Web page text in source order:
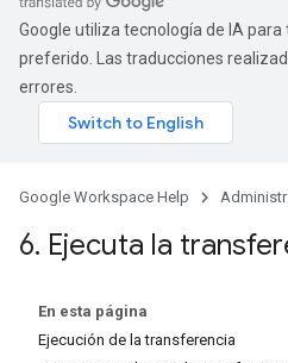
Google utiliza tecnología de IA
preferido. Las traducciones
errores.
Google Workspace Help
6. Ejecuta la
En esta página
Ejecución de la transferencia